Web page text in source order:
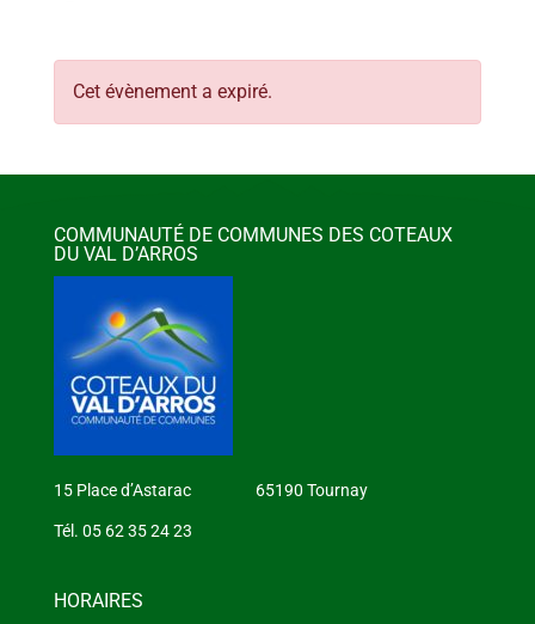
Cet évènement a expiré.
COMMUNAUTÉ DE COMMUNES DES COTEAUX
DU VAL D’ARROS
15 Place d’Astarac 65190 Tournay
Tél. 05 62 35 24 23
HORAIRES